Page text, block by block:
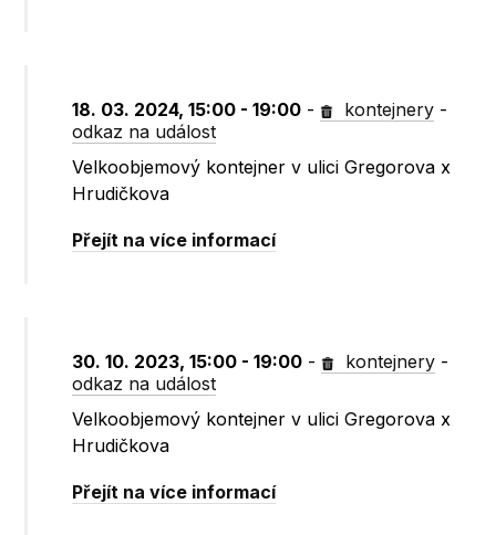
18. 03. 2024, 15:00 - 19:00 - kontejnery -
odkaz na událost
Velkoobjemový kontejner v ulici Gregorova x
Hrudičkova
Přejít na více informací
30. 10. 2023, 15:00 - 19:00 - kontejnery -
odkaz na událost
Velkoobjemový kontejner v ulici Gregorova x
Hrudičkova
Přejít na více informací